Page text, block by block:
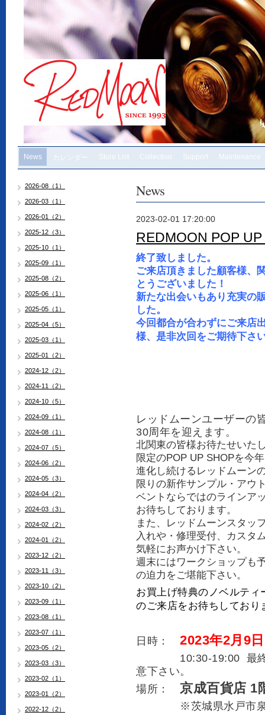
News カレンダー Store List Collection Support Maintenance
News
2023-02-01 17:20:00
REDMOON POP
終了致しました。
ご来店頂きました顧客様、
とうございました！
新たな出会いもあり充実の
した。
今回都合が合わずにご来店
様、是非次回をご期待下さ
レッドムーンユーザーの
30周年を迎えます。
北関東の皆様お待たせいた
限定のPOP UP SHOPを今
進化し続けるレッドムーン
限りの新作サンプル・アウ
ベントならではのラインア
お待ちしております。
また、レッドムーンスタッ
入れや・修理受付、カスタ
気軽にお声かけ下さい。
週末にはワークショップも
の迫力をご堪能下さい。
お買上げ特典のノベルテ
のご来店をお待ちしており
日時： 2023年2月9
10:30-19:00 最終日
意下さい。
場所： 京成百貨店 1
※茨城県水戸市泉
2026-08（1）
2026-03（1）
2026-01（2）
2025-12（3）
2025-10（1）
2025-09（1）
2025-08（2）
2025-06（1）
2025-05（1）
2025-04（5）
2025-03（1）
2025-01（2）
2024-12（2）
2024-11（2）
2024-10（5）
2024-09（1）
2024-08（1）
2024-07（5）
2024-06（2）
2024-05（3）
2024-04（2）
2024-03（3）
2024-02（2）
2024-01（2）
2023-12（2）
2023-11（3）
2023-10（2）
2023-09（1）
2023-08（1）
2023-07（1）
2023-05（2）
2023-03（3）
2023-02（1）
2023-01（2）
2022-12（2）